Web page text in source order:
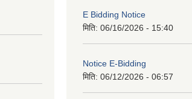
E Bidding Notice
मिति: 06/16/2026 - 15:40
Notice E-Bidding
मिति: 06/12/2026 - 06:57